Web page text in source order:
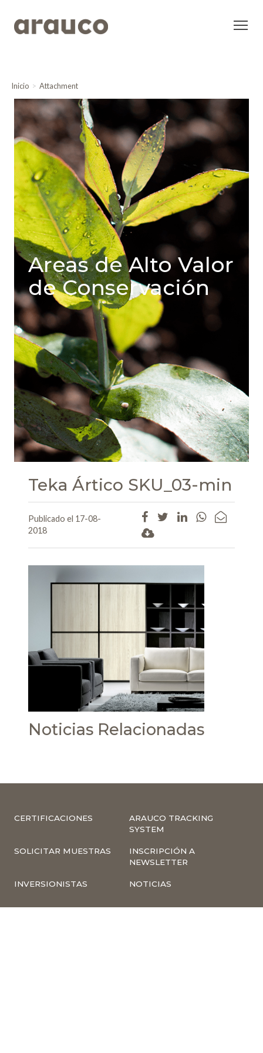
Inicio Attachment
Areas de Alto Valor
de Conservación
Teka Ártico SKU_03-min
Publicado el 17-08-
2018
Noticias Relacionadas
CERTIFICACIONES
ARAUCO TRACKING
SYSTEM
SOLICITAR MUESTRAS
INSCRIPCIÓN A
NEWSLETTER
INVERSIONISTAS NOTICIAS